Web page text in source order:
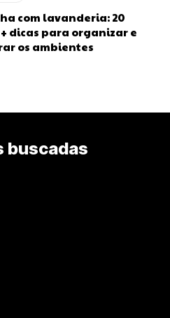
com lavanderia: 20
dicas para organizar e
os ambientes
buscadas